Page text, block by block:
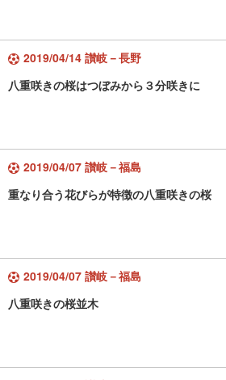
2019/04/14 讃岐－長野
八重咲きの桜はつぼみから３分咲きに
2019/04/07 讃岐－福島
重なり合う花びらが特徴の八重咲きの桜
2019/04/07 讃岐－福島
八重咲きの桜並木